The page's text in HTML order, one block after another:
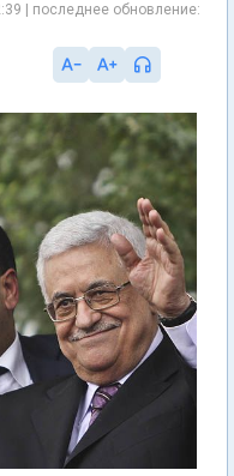
| последнее обновление: